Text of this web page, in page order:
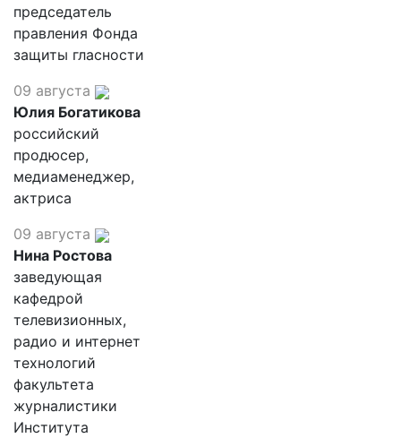
председатель
правления Фонда
защиты гласности
09 августа
Юлия Богатикова
российский
продюсер,
медиаменеджер,
актриса
09 августа
Нина Ростова
заведующая
кафедрой
телевизионных,
радио и интернет
технологий
факультета
журналистики
Института